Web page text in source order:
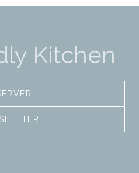
Kitchen